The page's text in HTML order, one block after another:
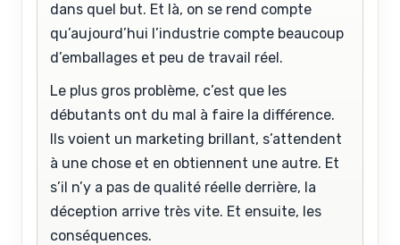
dans quel but. Et là, on se rend compte
qu’aujourd’hui l’industrie compte beaucoup
d’emballages et peu de travail réel.
Le plus gros problème, c’est que les
débutants ont du mal à faire la différence.
Ils voient un marketing brillant, s’attendent
à une chose et en obtiennent une autre. Et
s’il n’y a pas de qualité réelle derrière, la
déception arrive très vite. Et ensuite, les
conséquences.